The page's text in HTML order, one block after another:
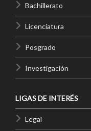
Bachillerato
Licenciatura
Posgrado
Investigación
LIGAS DE INTERÉS
Legal